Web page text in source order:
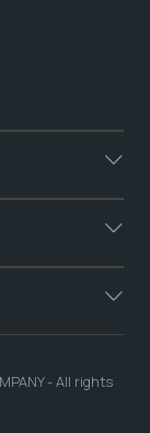
- All rights